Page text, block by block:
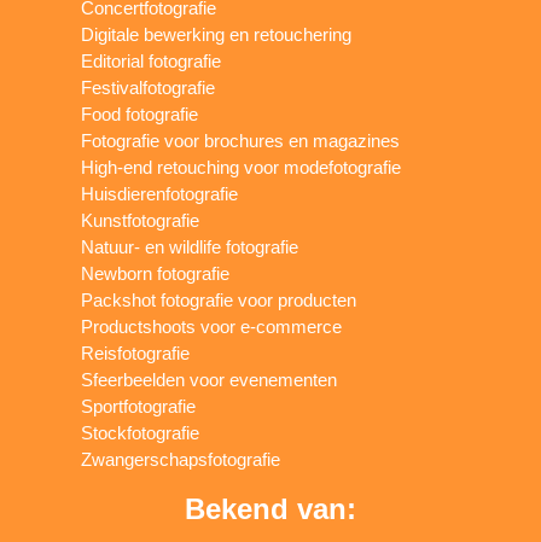
Concertfotografie
Digitale bewerking en retouchering
Editorial fotografie
Festivalfotografie
Food fotografie
Fotografie voor brochures en magazines
High-end retouching voor modefotografie
Huisdierenfotografie
Kunstfotografie
Natuur- en wildlife fotografie
Newborn fotografie
Packshot fotografie voor producten
Productshoots voor e-commerce
Reisfotografie
Sfeerbeelden voor evenementen
Sportfotografie
Stockfotografie
Zwangerschapsfotografie
Bekend van: